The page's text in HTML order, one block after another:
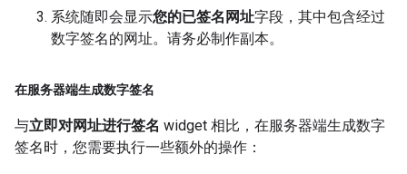
系统随即会显示您的已签名网址字段，其中包含经过
数字签名的网址。请务必制作副本。
在服务器端生成数字签名
与立即对网址进行签名 widget 相比，在服务器端生成数字
签名时，您需要执行一些额外的操作：